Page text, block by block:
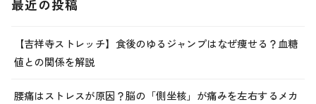
最近の投稿
【吉祥寺ストレッチ】食後のゆるジャンプはなぜ痩せる？血糖
値との関係を解説
腰痛はストレスが原因？脳の「側坐核」が痛みを左右するメカ